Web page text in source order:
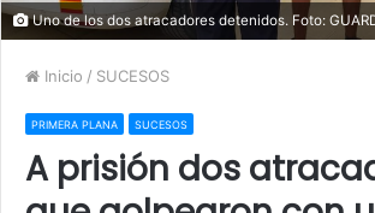
Uno de los dos atracadores detenidos. Foto:
Inicio / SUCESOS
PRIMERA PLANA SUCESOS
A prisión dos